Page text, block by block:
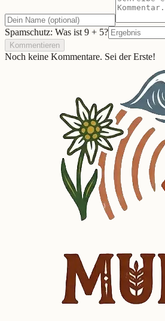
Spamschutz: Was ist 9 + 5?
Kommentieren
Noch keine Kommentare. Sei der Erste!